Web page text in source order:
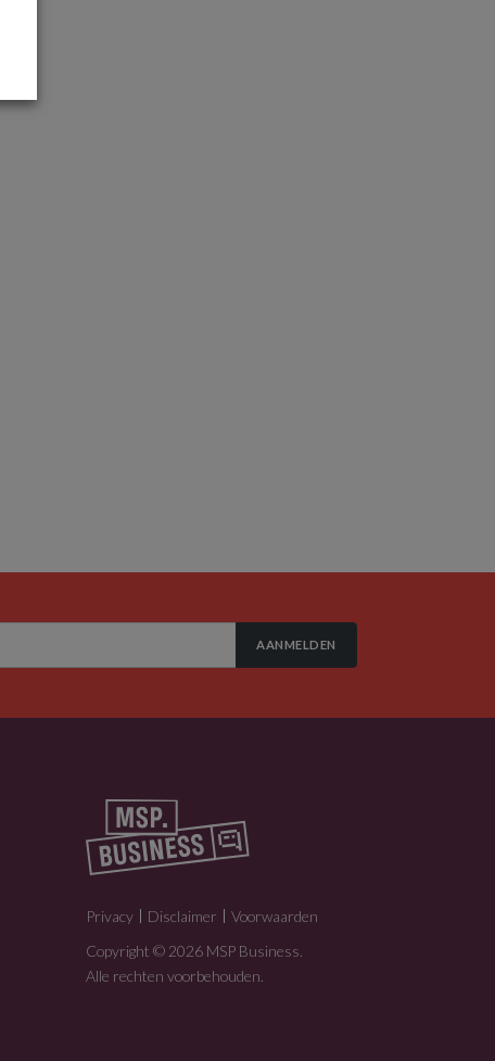
AANMELDEN
Privacy Disclaimer
Voorwaarden
Copyright © 2026 MSP Business.
Alle rechten voorbehouden.